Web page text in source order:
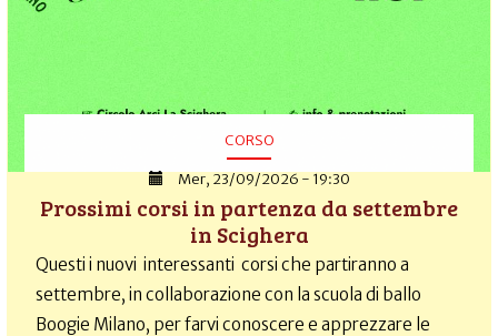
CORSO
Mer, 23/09/2026 - 19:30
Prossimi corsi in partenza da settembre
in Scighera
Questi i nuovi interessanti corsi che partiranno a
settembre, in collaborazione con la scuola di ballo
Boogie Milano, per farvi conoscere e apprezzare le